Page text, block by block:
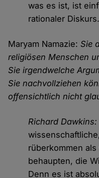
was es ist, ist
rationaler Diskurs.
Maryam Namazie:Sie
religiösen Menschen
Sie irgendwelche
Sie nachvollziehen
offensichtlich nicht
Richard Dawkins:
rüberkommen
behaupten, die
Denn es ist